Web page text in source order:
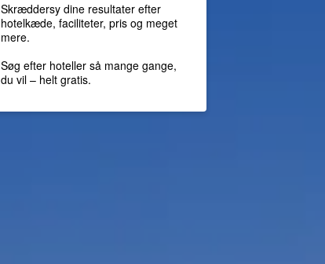
Skræddersy dine resultater efter
hotelkæde, faciliteter, pris og meget
mere.
Søg efter hoteller så mange gange,
du vil – helt gratis.